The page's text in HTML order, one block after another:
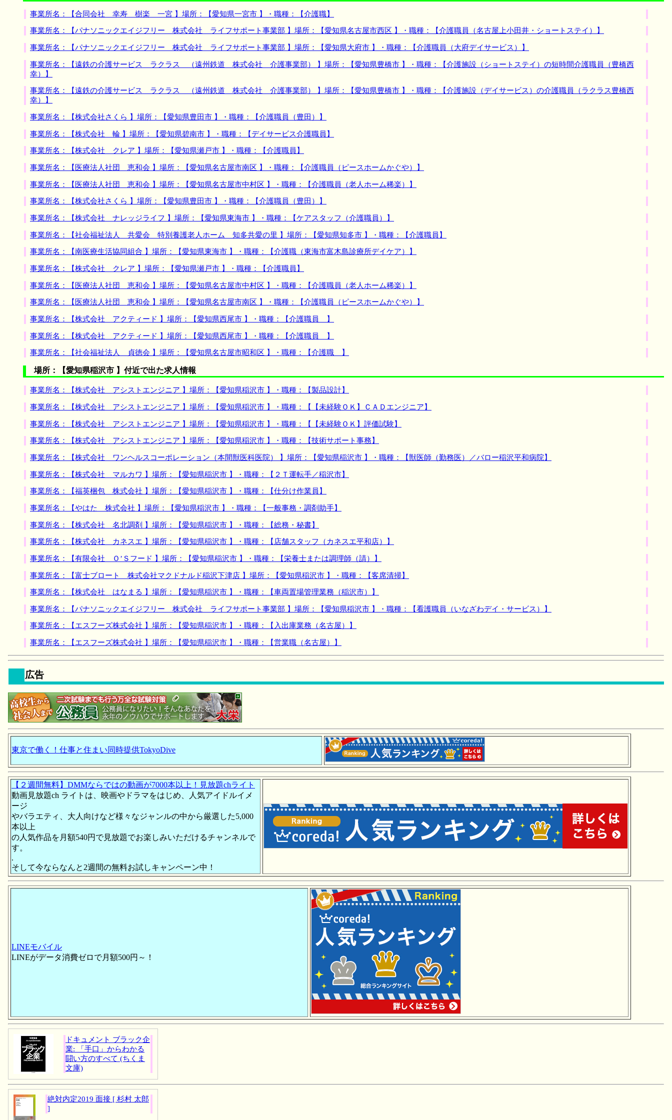
事業所名：【合同会社 幸寿 樹楽 一宮 】場所：【愛知県一宮市 】・職種：【介護職】
事業所名：【パナソニックエイジフリー 株式会社 ライフサポート事業部 】場所：【愛知県名古屋市西区 】・職種：【介護職員（名古屋上小田井・ショートステイ）】
事業所名：【パナソニックエイジフリー 株式会社 ライフサポート事業部 】場所：【愛知県大府市 】・職種：【介護職員（大府デイサービス）】
事業所名：【遠鉄の介護サービス ラクラス （遠州鉄道 株式会社 介護事業部） 】場所：【愛知県豊橋市 】・職種：【介護施設（ショートステイ）の短時間介護職員（豊橋西
幸）】
事業所名：【遠鉄の介護サービス ラクラス （遠州鉄道 株式会社 介護事業部） 】場所：【愛知県豊橋市 】・職種：【介護施設（デイサービス）の介護職員（ラクラス豊橋西
幸）】
事業所名：【株式会社さくら 】場所：【愛知県豊田市 】・職種：【介護職員（豊田）】
事業所名：【株式会社 輪 】場所：【愛知県碧南市 】・職種：【デイサービス介護職員】
事業所名：【株式会社 クレア 】場所：【愛知県瀬戸市 】・職種：【介護職員】
事業所名：【医療法人社団 恵和会 】場所：【愛知県名古屋市南区 】・職種：【介護職員（ピースホームかぐや）】
事業所名：【医療法人社団 恵和会 】場所：【愛知県名古屋市中村区 】・職種：【介護職員（老人ホーム稀楽）】
事業所名：【株式会社さくら 】場所：【愛知県豊田市 】・職種：【介護職員（豊田）】
事業所名：【株式会社 ナレッジライフ 】場所：【愛知県東海市 】・職種：【ケアスタッフ（介護職員）】
事業所名：【社会福祉法人 共愛会 特別養護老人ホーム 知多共愛の里 】場所：【愛知県知多市 】・職種：【介護職員】
事業所名：【南医療生活協同組合 】場所：【愛知県東海市 】・職種：【介護職（東海市富木島診療所デイケア）】
事業所名：【株式会社 クレア 】場所：【愛知県瀬戸市 】・職種：【介護職員】
事業所名：【医療法人社団 恵和会 】場所：【愛知県名古屋市中村区 】・職種：【介護職員（老人ホーム稀楽）】
事業所名：【医療法人社団 恵和会 】場所：【愛知県名古屋市南区 】・職種：【介護職員（ピースホームかぐや）】
事業所名：【株式会社 アクティード 】場所：【愛知県西尾市 】・職種：【介護職員 】
事業所名：【株式会社 アクティード 】場所：【愛知県西尾市 】・職種：【介護職員 】
事業所名：【社会福祉法人 貞徳会 】場所：【愛知県名古屋市昭和区 】・職種：【介護職 】
場所：【愛知県稲沢市 】付近で出た求人情報
事業所名：【株式会社 アシストエンジニア 】場所：【愛知県稲沢市 】・職種：【製品設計】
事業所名：【株式会社 アシストエンジニア 】場所：【愛知県稲沢市 】・職種：【【未経験ＯＫ】ＣＡＤエンジニア】
事業所名：【株式会社 アシストエンジニア 】場所：【愛知県稲沢市 】・職種：【【未経験ＯＫ】評価試験】
事業所名：【株式会社 アシストエンジニア 】場所：【愛知県稲沢市 】・職種：【技術サポート事務】
事業所名：【株式会社 ワンヘルスコーポレーション（本間獣医科医院） 】場所：【愛知県稲沢市 】・職種：【獣医師（勤務医）／バロー稲沢平和病院】
事業所名：【株式会社 マルカワ 】場所：【愛知県稲沢市 】・職種：【２Ｔ運転手／稲沢市】
事業所名：【福英梱包 株式会社 】場所：【愛知県稲沢市 】・職種：【仕分け作業員】
事業所名：【やはた 株式会社 】場所：【愛知県稲沢市 】・職種：【一般事務・調剤助手】
事業所名：【株式会社 名北調剤 】場所：【愛知県稲沢市 】・職種：【総務・秘書】
事業所名：【株式会社 カネスエ 】場所：【愛知県稲沢市 】・職種：【店舗スタッフ（カネスエ平和店）】
事業所名：【有限会社 Ｏ’Ｓフード 】場所：【愛知県稲沢市 】・職種：【栄養士または調理師（請）】
事業所名：【富士ブロート 株式会社マクドナルド稲沢下津店 】場所：【愛知県稲沢市 】・職種：【客席清掃】
事業所名：【株式会社 はなまる 】場所：【愛知県稲沢市 】・職種：【車両置場管理業務（稲沢市）】
事業所名：【パナソニックエイジフリー 株式会社 ライフサポート事業部 】場所：【愛知県稲沢市 】・職種：【看護職員（いなざわデイ・サービス）】
事業所名：【エスフーズ株式会社 】場所：【愛知県稲沢市 】・職種：【入出庫業務（名古屋）】
事業所名：【エスフーズ株式会社 】場所：【愛知県稲沢市 】・職種：【営業職（名古屋）】
広告
東京で働く！仕事と住まい同時提供TokyoDive
【２週間無料】DMMならではの動画が7000本以上！見放題chライト
動画見放題ch ライトは、映画やドラマをはじめ、人気アイドルイメ
ージ
やバラエティ、大人向けなど様々なジャンルの中から厳選した5,000
本以上
の人気作品を月額540円で見放題でお楽しみいただけるチャンネルで
す。
.
そして今ならなんと2週間の無料お試しキャンペーン中！
LINEモバイル
LINEがデータ消費ゼロで月額500円～！
ドキュメント ブラック企
業: 「手口」からわかる
闘い方のすべて (ちくま
文庫)
絶対内定2019 面接 [ 杉村 太郎
]